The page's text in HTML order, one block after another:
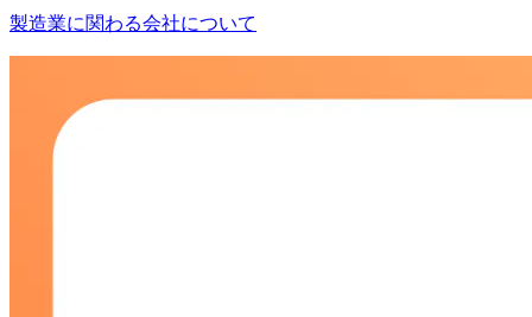
製造業に関わる会社について